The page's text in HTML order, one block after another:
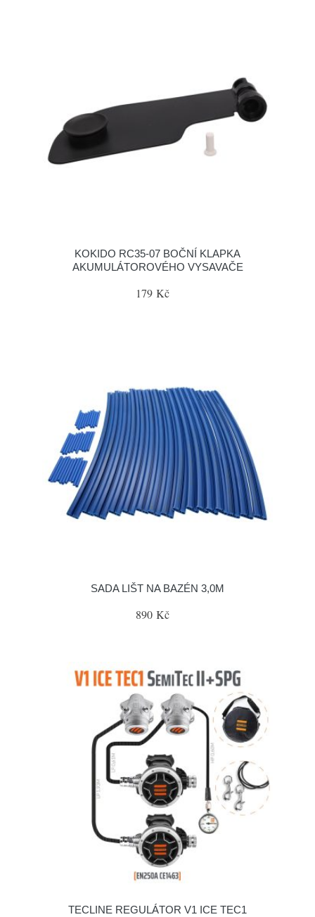
KOKIDO RC35-07 BOČNÍ KLAPKA
AKUMULÁTOROVÉHO VYSAVAČE
179 Kč
SADA LIŠT NA BAZÉN 3,0M
890 Kč
TECLINE REGULÁTOR V1 ICE TEC1